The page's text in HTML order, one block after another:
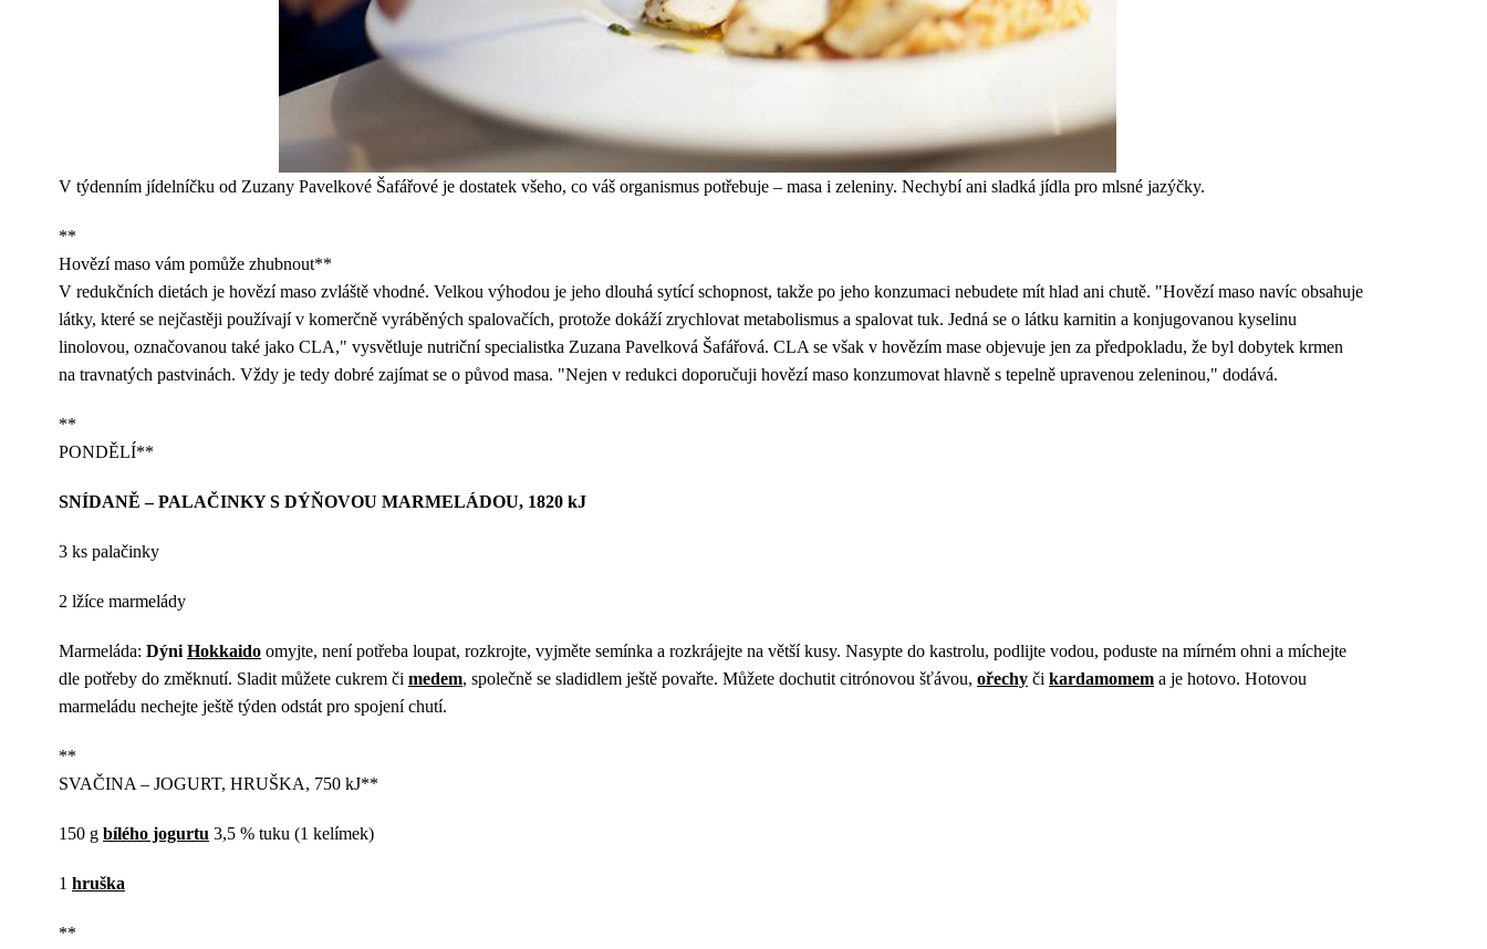
V týdenním jídelníčku od Zuzany Pavelkové Šafářové je dostatek všeho, co váš organismus potřebuje – masa i zeleniny. Nechybí ani sladká jídla pro mlsné jazýčky.
**
Hovězí maso vám pomůže zhubnout**
V redukčních dietách je hovězí maso zvláště vhodné. Velkou výhodou je jeho dlouhá sytící schopnost, takže po jeho konzumaci nebudete mít hlad ani chutě. "Hovězí maso navíc obsahuje
látky, které se nejčastěji používají v komerčně vyráběných spalovačích, protože dokáží zrychlovat metabolismus a spalovat tuk. Jedná se o látku karnitin a konjugovanou kyselinu
linolovou, označovanou také jako CLA," vysvětluje nutriční specialistka Zuzana Pavelková Šafářová. CLA se však v hovězím mase objevuje jen za předpokladu, že byl dobytek krmen
na travnatých pastvinách. Vždy je tedy dobré zajímat se o původ masa. "Nejen v redukci doporučuji hovězí maso konzumovat hlavně s tepelně upravenou zeleninou," dodává.
**
PONDĚLÍ**
SNÍDANĚ – PALAČINKY S DÝŇOVOU MARMELÁDOU, 1820 kJ
3 ks palačinky
2 lžíce marmelády
Marmeláda: Dýni Hokkaido omyjte, není potřeba loupat, rozkrojte, vyjměte semínka a rozkrájejte na větší kusy. Nasypte do kastrolu, podlijte vodou, poduste na mírném ohni a míchejte
dle potřeby do změknutí. Sladit můžete cukrem či medem, společně se sladidlem ještě povařte. Můžete dochutit citrónovou šťávou, ořechy či kardamomem a je hotovo. Hotovou
marmeládu nechejte ještě týden odstát pro spojení chutí.
**
SVAČINA – JOGURT, HRUŠKA, 750 kJ**
150 g bílého jogurtu 3,5 % tuku (1 kelímek)
1 hruška
**